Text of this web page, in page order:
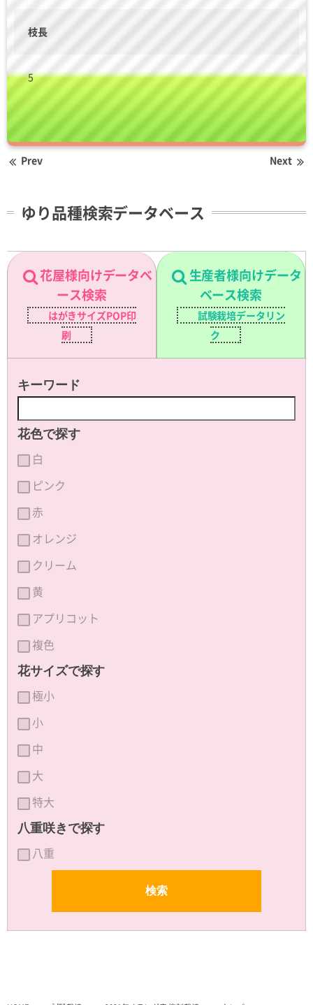
枝長
5
Prev Next
ゆり品種検索データベース
花屋様向けデータベ
ース検索
はがきサイズPOP印
刷
生産者様向けデータ
ベース検索
試験栽培データリン
ク
キーワード
花色で探す
白
ピンク
赤
オレンジ
クリーム
黄
アプリコット
複色
花サイズで探す
極小
小
中
大
特大
八重咲きで探す
八重